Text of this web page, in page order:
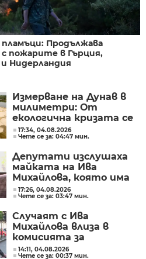
пламъци: Продължава
пожарите в Гърция,
Нидерландия
Измерване на Дунав в
милиметри: От
екологична кризата се
превръща в
икономическа
17:34, 04.08.2026
Чете се за: 04:47 мин.
Депутати изслушаха
майката на Ива
Михайлова, която има
забрана да се лекува у
нас
17:26, 04.08.2026
Чете се за: 03:47 мин.
Случаят с Ива
Михайлова влиза в
комисията за
българите в чужбина
14:11, 04.08.2026
Чете се за: 00:37 мин.